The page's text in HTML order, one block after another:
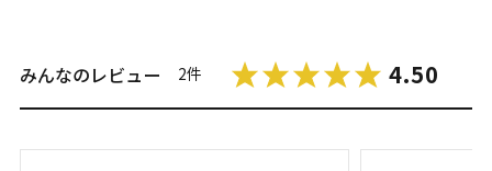
みんなのレビュー 2件 4.50